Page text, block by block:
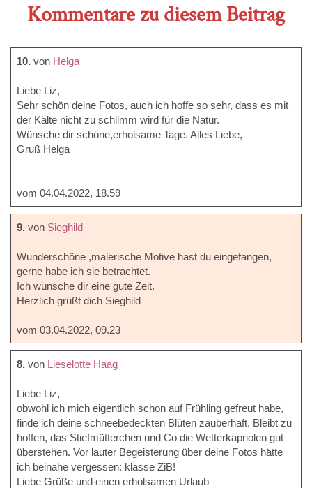
Kommentare zu diesem Beitrag
10. von Helga
Liebe Liz,
Sehr schön deine Fotos, auch ich hoffe so sehr, dass es mit
der Kälte nicht zu schlimm wird für die Natur.
Wünsche dir schöne,erholsame Tage. Alles Liebe,
Gruß Helga
vom 04.04.2022, 18.59
9. von Sieghild
Wunderschöne ,malerische Motive hast du eingefangen,
gerne habe ich sie betrachtet.
Ich wünsche dir eine gute Zeit.
Herzlich grüßt dich Sieghild
vom 03.04.2022, 09.23
8. von Lieselotte Haag
Liebe Liz,
obwohl ich mich eigentlich schon auf Frühling gefreut habe,
finde ich deine schneebedeckten Blüten zauberhaft. Bleibt zu
hoffen, das Stiefmütterchen und Co die Wetterkapriolen gut
überstehen. Vor lauter Begeisterung über deine Fotos hätte
ich beinahe vergessen: klasse ZiB!
Liebe Grüße und einen erholsamen Urlaub